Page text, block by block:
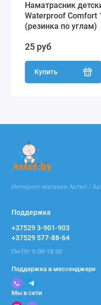
Наматрасник
Waterproof Comfort
(резинка по углам)
25 руб
Купить
Интернет магазин Астел /
Поддержка
+37529 3-901-903
+37529 577-88-64
Пн-Пт: 9.00-18.00
Поддержка в мессенджере
Мы в сети